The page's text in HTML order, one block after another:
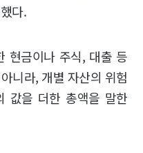
다.
현금이나 주식, 대출 등
니라, 개별 자산의 위험
값을 더한 총액을 말한